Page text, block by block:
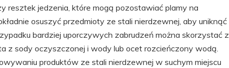
resztek jedzenia, które mogą pozostawiać plamy na
osuszyć przedmioty ze stali nierdzewnej, aby uniknąć
bardziej uporczywych zabrudzeń można skorzystać z
z sody oczyszczonej i wody lub ocet rozcieńczony wodą.
produktów ze stali nierdzewnej w suchym miejscu